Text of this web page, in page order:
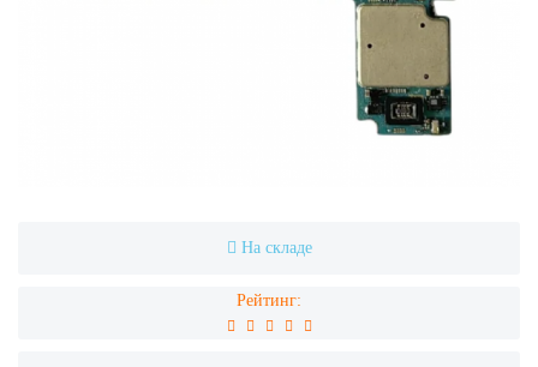
На складе
Рейтинг: